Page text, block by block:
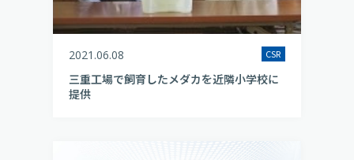
2021.06.08 CSR
三重工場で飼育したメダカを近隣小学校に
提供